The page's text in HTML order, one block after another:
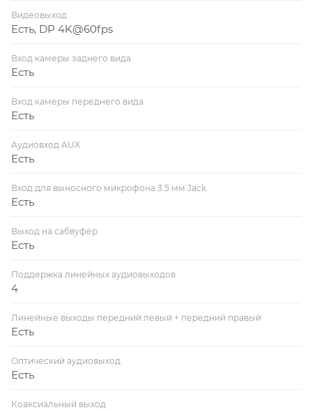
Видеовыход
Есть, DP 4K@60fps
Вход камеры заднего вида
Есть
Вход камеры переднего вида
Есть
Аудиовход AUX
Есть
Вход для выносного микрофона 3.5 мм Jack
Есть
Выход на сабвуфер
Есть
Поддержка линейных аудиовыходов
4
Линейные выходы передний левый + передний правый
Есть
Оптический аудиовыход
Есть
Коаксиальный выход